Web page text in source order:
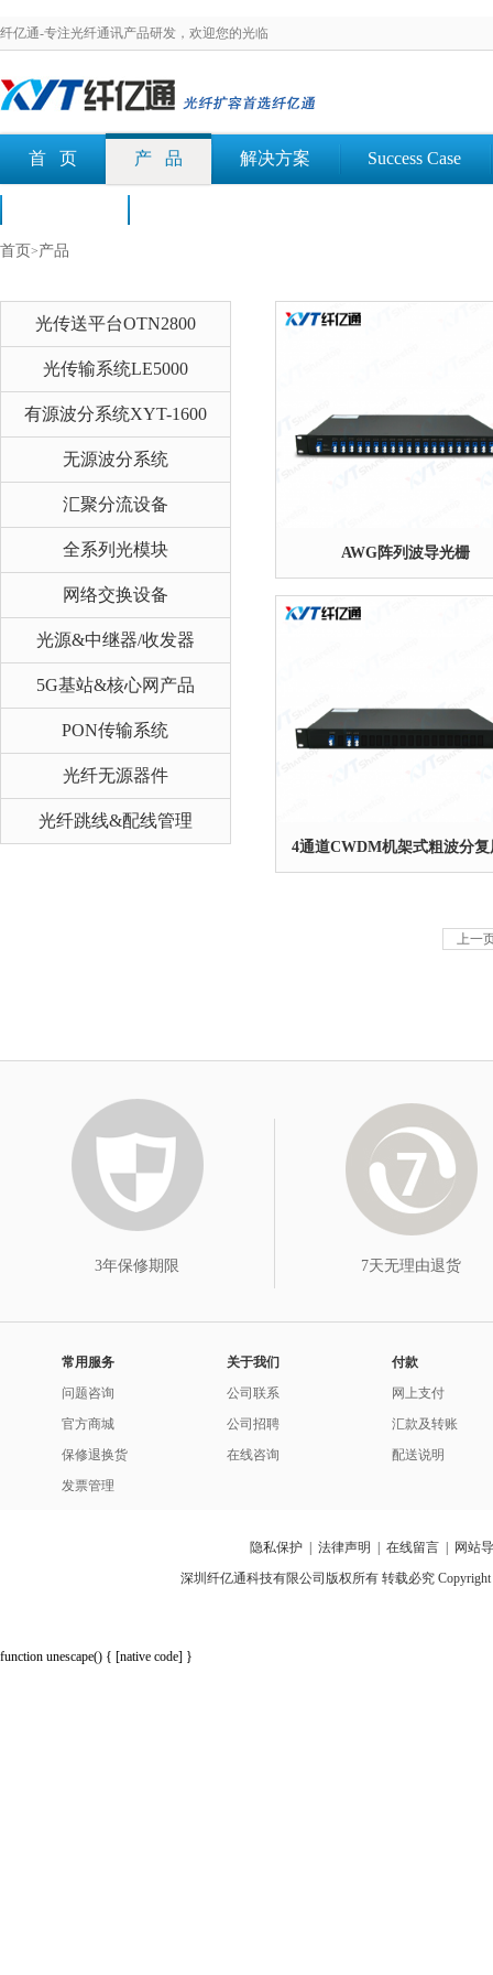
纤亿通-专注光纤通讯产品研发，欢迎您的光临
首 页 产 品 解决方案 Success Case
首页 >产品
光传送平台OTN2800
光传输系统LE5000
有源波分系统XYT-1600
无源波分系统
汇聚分流设备
全系列光模块
网络交换设备
光源&中继器/收发器
5G基站&核心网产品
PON传输系统
光纤无源器件
光纤跳线&配线管理
AWG阵列波导光栅
4通道CWDM机架式粗波分复
上一
3年保修期限 7天无理由退货
常用服务
问题咨询
官方商城
保修退换货
发票管理
关于我们
公司联系
公司招聘
在线咨询
付款
网上支付
汇款及转账
配送说明
隐私保护 法律声明 在线留言
网站
深圳纤亿通科技有限公司版权所有 转载必究
function unescape() { [native code] }